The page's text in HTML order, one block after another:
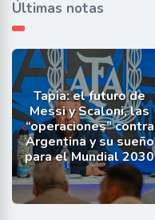
Últimas notas
Tapia: el futuro de
Messi y Scaloni, las
“operaciones” contra
Argentina y su sueño
para el Mundial 2030